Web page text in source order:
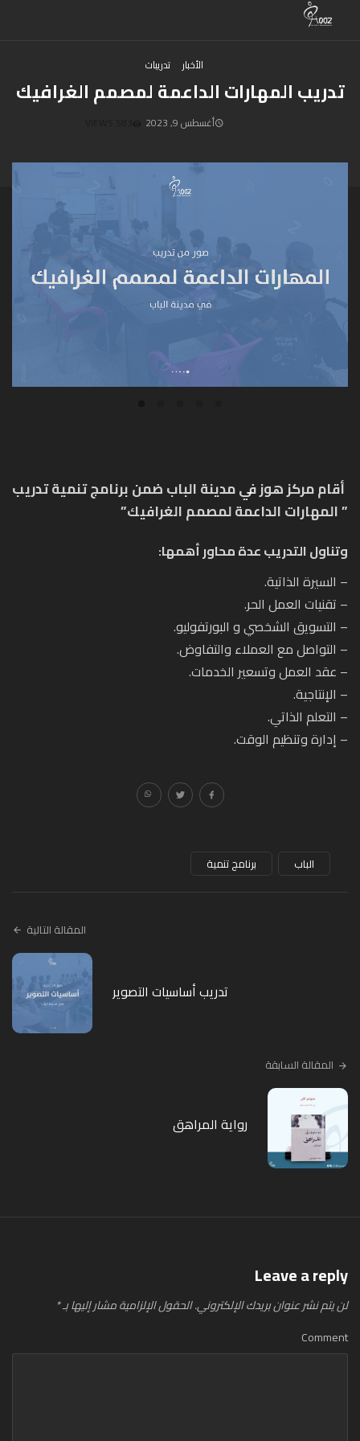
الأخبار تدريبات
تدريب المهارات الداعمة لمصمم الغرافيك
أغسطس 9, 2023
أقاممركز هوزفي مدينةالبابضمنبرنامج تنمية تدريب
” المهارات الداعمة لمصمم الغرافيك”
وتناول التدريب عدة محاور أهمها:
– السيرة الذاتية.
– تقنيات العمل الحر.
– التسويق الشخصي و البورتفوليو.
– التواصل مع العملاء والتفاوض.
– عقد العمل وتسعير الخدمات.
– الإنتاجية.
– التعلم الذاتي.
– إدارة وتنظيم الوقت.
الباب برنامج تنمية
المقالة التالية
تدريب أساسيات التصوير
المقالة السابقة
رواية المراهق
Leave a reply
لن يتم نشر عنوان بريدك الإلكتروني.الحقول الإلزامية مشار إليها بـ*
Comment